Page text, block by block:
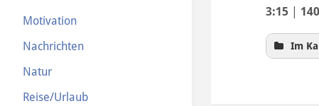
3:15
Im
Motivation
Nachrichten
Natur
Reise/Urlaub